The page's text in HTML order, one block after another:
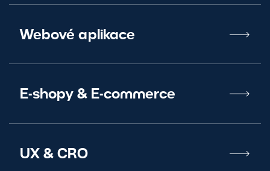
Webové aplikace
E-shopy &E-commerce
UX& CRO